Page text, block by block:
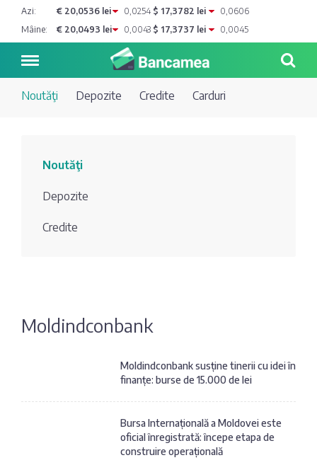
Azi: € 20,0536 lei 0,0254 $ 17,3782 lei
0,0606
Mâine:
€ 20,0493 lei 0,0043 $ 17,3737 lei 0,0045
bancher
Fotografia
zilei
Comerțbank
Sondaj
Noutăţi Depozite Credite Carduri
Noutăţi
Depozite
Credite
Moldindconbank
Moldindconbank susține tinerii cu idei în
finanțe: burse de 15.000 de lei
Bursa Internațională a Moldovei este
oficial înregistrată: începe etapa de
construire operațională